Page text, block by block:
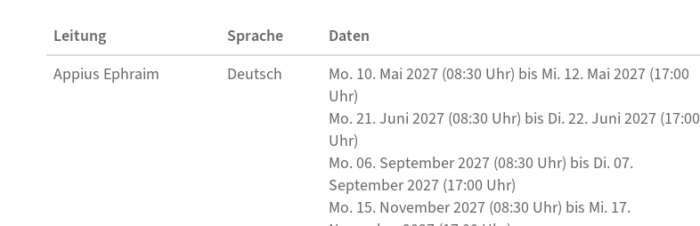
Leitung Sprache Daten
Appius Ephraim
Deutsch
Mo. 10. Mai 2027 (08:30 Uhr) bis Mi. 12. Mai 2027 (17:00
Uhr)
Mo. 21. Juni 2027 (08:30 Uhr) bis Di. 22. Juni 2027 (17:00
Uhr)
Mo. 06. September 2027 (08:30 Uhr) bis Di. 07.
September 2027 (17:00 Uhr)
Mo. 15. November 2027 (08:30 Uhr) bis Mi. 17.